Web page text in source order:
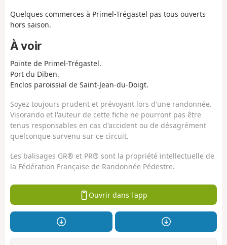
Quelques commerces à Primel-Trégastel pas tous ouverts
hors saison.
À voir
Pointe de Primel-Trégastel.
Port du Diben.
Enclos paroissial de Saint-Jean-du-Doigt.
Soyez toujours prudent et prévoyant lors d'une randonnée.
Visorando et l'auteur de cette fiche ne pourront pas être
tenus responsables en cas d'accident ou de désagrément
quelconque survenu sur ce circuit.
Les balisages GR® et PR® sont la propriété intellectuelle de
la Fédération Française de Randonnée Pédestre.
Ouvrir dans l'app